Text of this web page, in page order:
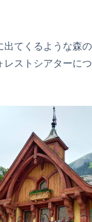
出てくるような森
レストシアターに